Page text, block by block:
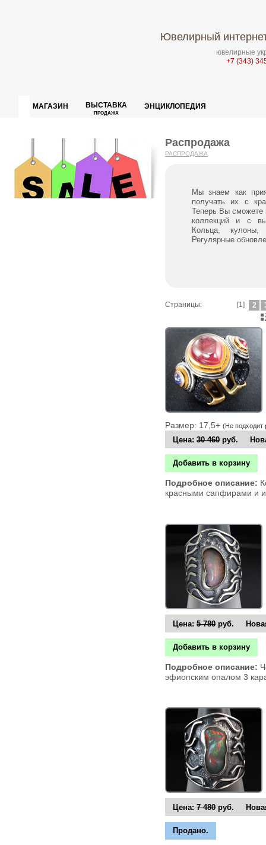
Ювелирный
ювелирные
+7 (343)
МАГАЗИН ВЫСТАВКА
ПРОДАЖА
ЭНЦИКЛОПЕДИЯ
Распродажа
РАСПРОДАЖА
Мы знаем как приятно получать красивые вещи, а
получать их с
Теперь Вы сможете
коллекций и с
Кольца, кулоны,
Регулярные
Страницы: [1] 2
Размер: 17,5+ (Не подходит
Цена:30 460руб.
Добавить в корзину
Подробное описание:
красными сапфирами и
Цена:5 780руб.
Добавить в корзину
Подробное описание:
эфиопским опалом 3
Цена:7 480руб.
Продано.